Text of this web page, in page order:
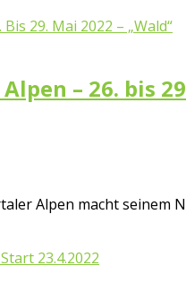
– 26. bis
Alpen macht seinem